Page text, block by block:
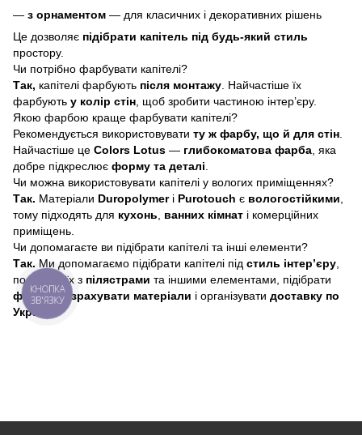
— з орнаментом — для класичних і декоративних рішень
Це дозволяє підібрати капітель під будь-який стиль
простору.
Чи потрібно фарбувати капітелі?
Так, капітелі фарбують після монтажу . Найчастіше їх
фарбують у колір стін , щоб зробити частиною інтер’єру.
Якою фарбою краще фарбувати капітелі?
Рекомендується використовувати ту ж фарбу, що й для стін
Найчастіше це Colors Lotus — глибокоматова фарба , яка
добре підкреслює форму та деталі
Чи можна використовувати капітелі у вологих приміщеннях?
Так. Матеріали Duropolymerі Purotouch є вологостійкими
тому підходять для кухонь ванних кімнат і комерційних
приміщень.
Чи допомагаєте ви підібрати капітелі та інші елементи?
Так. Ми допомагаємо підібрати капітелі під стиль інтер’єру
поєднати їх з пілястрами та іншими елементами, підібрати
фарбу,розрахувати матеріали і організувати доставку по
Україні
КНОПКА
ЗВ'ЯЗКУ